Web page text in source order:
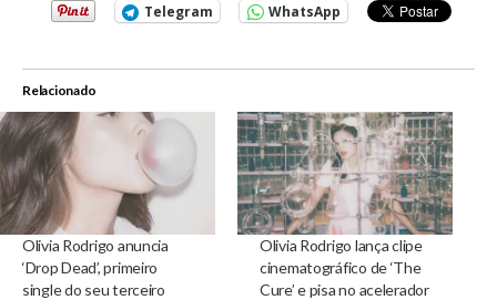
Telegram WhatsApp
Relacionado
Olivia Rodrigo anuncia
‘Drop Dead’, primeiro
single do seu terceiro
Olivia Rodrigo lança clipe
cinematográfico de ‘The
Cure’ e pisa no acelerador